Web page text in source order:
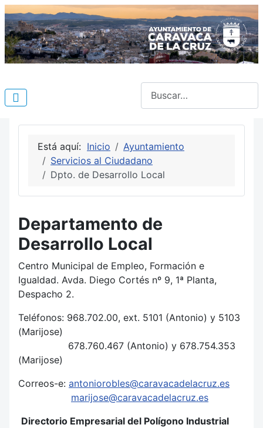
Está aquí: Inicio
Ayuntamiento
Servicios al Ciudadano
Dpto. de Desarrollo Local
Departamento de
Desarrollo Local
Centro Municipal de Empleo, Formación e
Igualdad. Avda. Diego Cortés nº 9, 1ª Planta,
Despacho 2.
Teléfonos: 968.702.00, ext. 5101 (Antonio) y 5103
(Marijose)
678.760.467 (Antonio) y 678.754.353
(Marijose)
Correos-e: antoniorobles@caravacadelacruz.es
marijose@caravacadelacruz.es
Directorio Empresarial del Polígono Industrial